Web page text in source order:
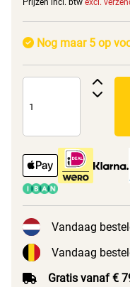
Prijzen incl. btw excl.
Nog maar 5 op
Vandaag
Vandaag
Gratis vanaf €